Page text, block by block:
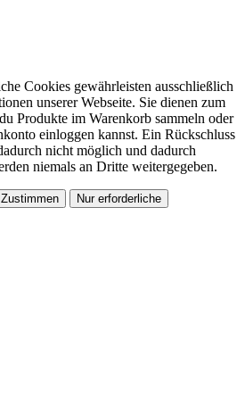
Cookies gewährleisten ausschließlich
unserer Webseite. Sie dienen zum
Produkte im Warenkorb sammeln oder
einloggen kannst. Ein Rückschluss
nicht möglich und dadurch
niemals an Dritte weitergegeben.
Zustimmen Nur erforderliche